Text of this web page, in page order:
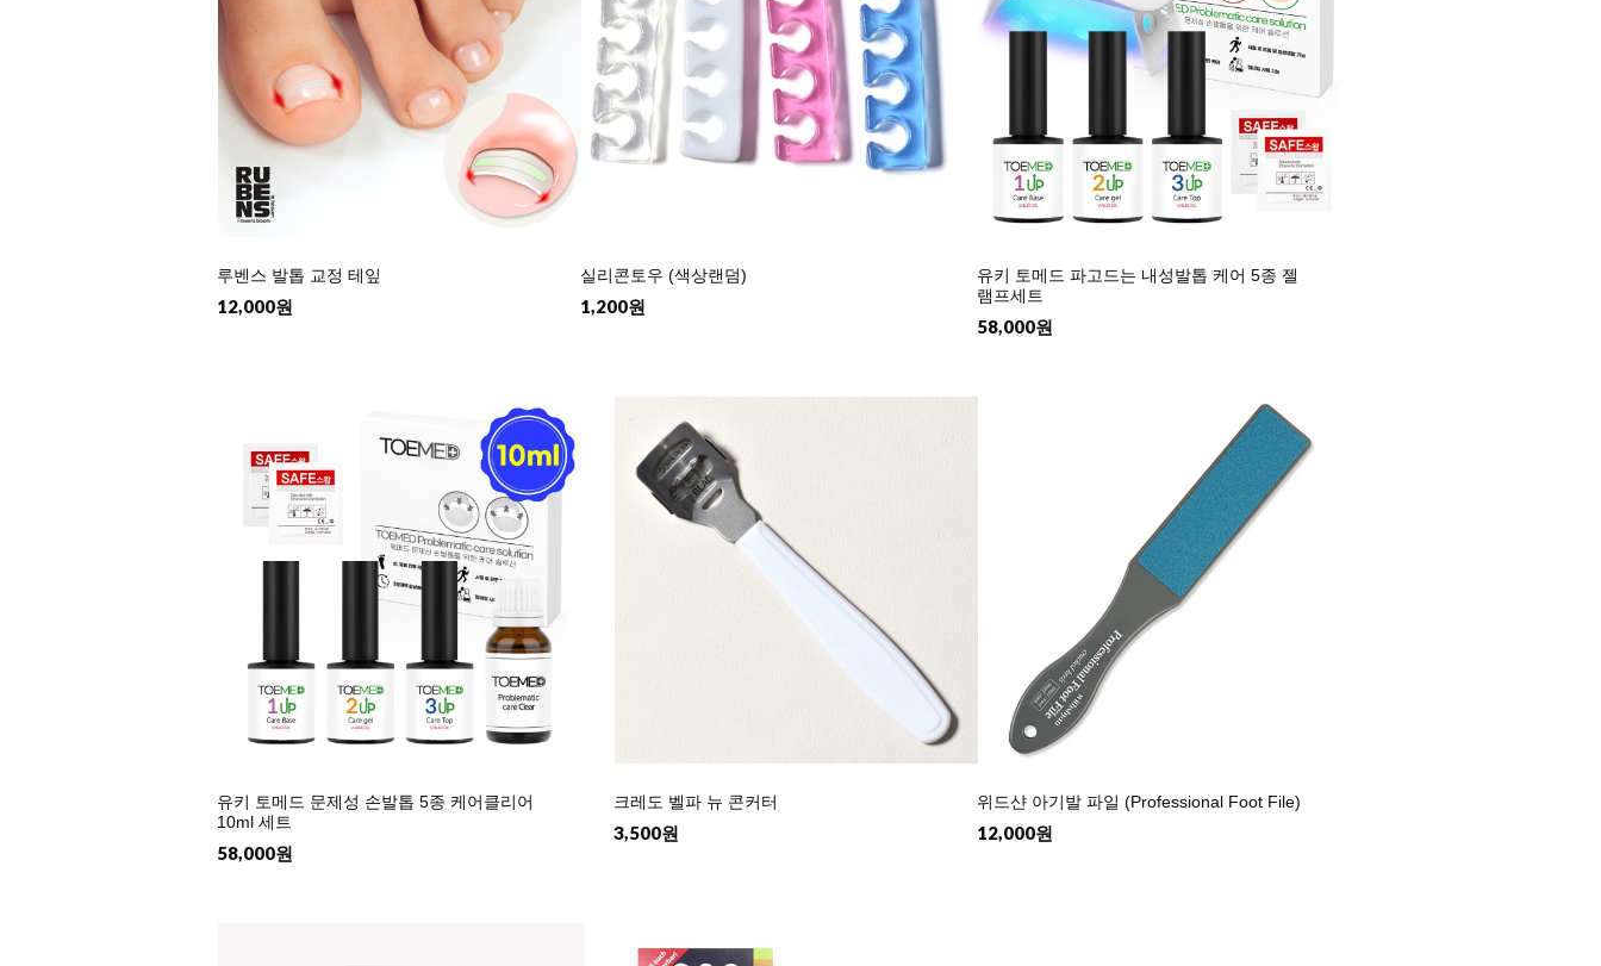
루벤스 발톱 교정 테잎
12,000원
실리콘토우 (색상랜덤)
1,200원
유키 토메드 파고드는 내성발톱 케어 5종 젤
램프세트
58,000원
유키 토메드 문제성 손발톱 5종 케어클리어
10ml 세트
58,000원
크레도 벨파 뉴 콘커터
3,500원
위드샨 아기발 파일 (Professional Foot File)
12,000원